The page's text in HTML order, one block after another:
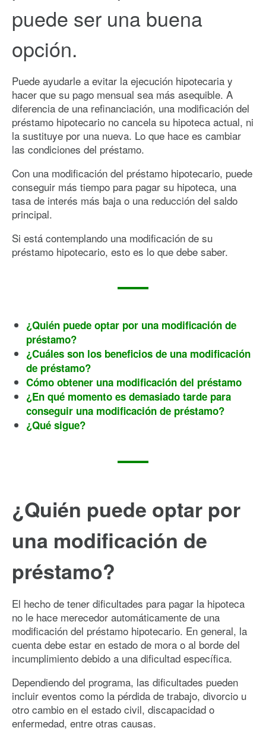
puede ser una buena
opción.
Puede ayudarle a evitar la ejecución hipotecaria y
hacer que su pago mensual sea más asequible. A
diferencia de una refinanciación, una modificación del
préstamo hipotecario no cancela su hipoteca actual, ni
la sustituye por una nueva. Lo que hace es cambiar
las condiciones del préstamo.
Con una modificación del préstamo hipotecario, puede
conseguir más tiempo para pagar su hipoteca, una
tasa de interés más baja o una reducción del saldo
principal.
Si está contemplando una modificación de su
préstamo hipotecario, esto es lo que debe saber.
¿Quién puede optar por una modificación de
préstamo?
¿Cuáles son los beneficios de una modificación
de préstamo?
Cómo obtener una modificación del préstamo
¿En qué momento es demasiado tarde para
conseguir una modificación de préstamo?
¿Qué sigue?
¿Quién puede optar por
una modificación de
préstamo?
El hecho de tener dificultades para pagar la hipoteca
no le hace merecedor automáticamente de una
modificación del préstamo hipotecario. En general, la
cuenta debe estar en estado de mora o al borde del
incumplimiento debido a una dificultad específica.
Dependiendo del programa, las dificultades pueden
incluir eventos como la pérdida de trabajo, divorcio u
otro cambio en el estado civil, discapacidad o
enfermedad, entre otras causas.